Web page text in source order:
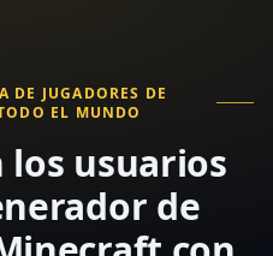
JUGADORES DE
EL MUNDO
los usuarios
de